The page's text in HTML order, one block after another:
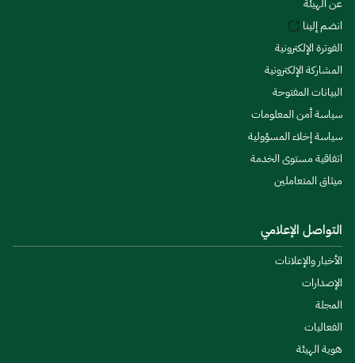
عن الهيئة
انضم إلينا
الفوترة الإلكترونية
المشاركة الإلكترونية
البيانات المفتوحة
سياسة أمن المعلومات
سياسة إخلاء المسؤولية
اتفاقية مستوى الخدمة
ميثاق المتعاملين
التواصل الإعلامي
الأخبار والإعلانات
الإصدارات
المجلة
الفعاليات
هوية الهيئة